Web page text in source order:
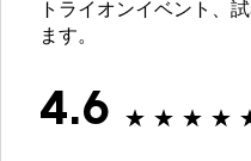
トライオンイベント、
ます。
4.6